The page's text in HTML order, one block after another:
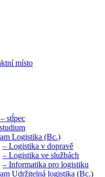
místo
stĺpec
Logistika (Bc.)
– Logistika v dopravě
– Logistika ve službách
– Informatika pro logistiku
Udržitelná logistika (Bc.)